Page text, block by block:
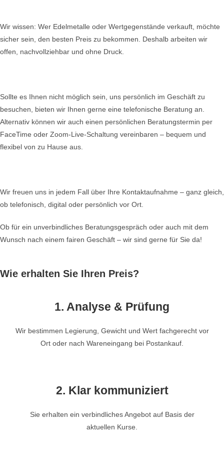
Wir wissen: Wer Edelmetalle oder Wertgegenstände verkauft, möchte
sicher sein, den besten Preis zu bekommen. Deshalb arbeiten wir
offen, nachvollziehbar und ohne Druck.
Sollte es Ihnen nicht möglich sein, uns persönlich im Geschäft zu
besuchen, bieten wir Ihnen gerne eine telefonische Beratung an.
Alternativ können wir auch einen persönlichen Beratungstermin per
FaceTime oder Zoom-Live-Schaltung vereinbaren – bequem und
flexibel von zu Hause aus.
Wir freuen uns in jedem Fall über Ihre Kontaktaufnahme – ganz gleich,
ob telefonisch, digital oder persönlich vor Ort.
Ob für ein unverbindliches Beratungsgespräch oder auch mit dem
Wunsch nach einem fairen Geschäft – wir sind gerne für Sie da!
Wie erhalten Sie Ihren Preis?
1. Analyse & Prüfung
Wir bestimmen Legierung, Gewicht und Wert fachgerecht vor
Ort oder nach Wareneingang bei Postankauf.
2. Klar kommuniziert
Sie erhalten ein verbindliches Angebot auf Basis der
aktuellen Kurse.